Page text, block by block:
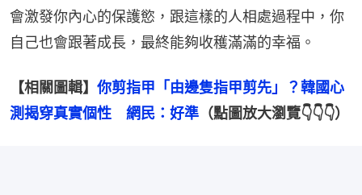
會激發你內心的保護慾，跟這樣的人相處過程中，你
自己也會跟著成長，最終能夠收穫滿滿的幸福。
【相關圖輯】 你剪指甲「由邊隻指甲剪先」？韓國心
測揭穿真實個性　網民：好準 （點圖放大瀏覽👇👇👇）